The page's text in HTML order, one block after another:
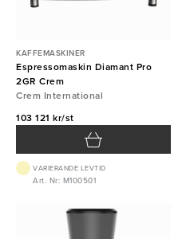
KAFFEMASKINER
Espressomaskin Diamant Pro
2GR Crem
Crem International
103 121 kr/st
VARIERANDE LEVTID
Art. Nr: M100501